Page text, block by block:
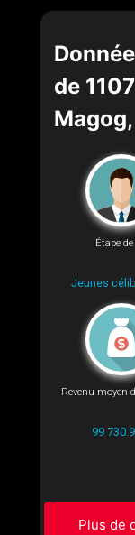
de
Étape de
Jeunes
Revenu moyen
99
Plus de